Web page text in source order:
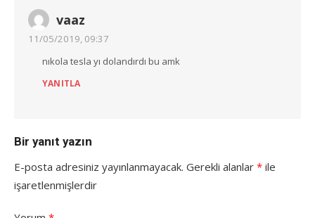
vaaz
11/05/2019, 09:37
nıkola tesla yı dolandırdı bu amk
YANITLA
Bir yanıt yazın
E-posta adresiniz yayınlanmayacak. Gerekli alanlar * ile
işaretlenmişlerdir